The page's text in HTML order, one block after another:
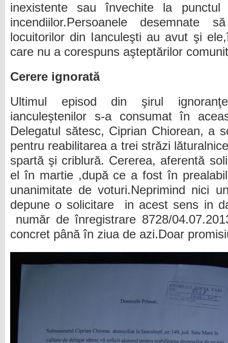
inexistente sau învechite la punctul
incendiilor.Persoanele desemnate
locuitorilor din Ianculeşti au avut şi
care nu a corespuns aşteptărilor
Cerere ignorată
Ultimul episod din şirul
ianculeştenilor s-a consumat în
Delegatul sătesc, Ciprian Chiorean, a
pentru reabilitarea a trei străzi
spartă şi criblură. Cererea, aferentă
el în martie ,după ce a fost în
unanimitate de voturi.Neprimind nici
depune o solicitare
in acest sens in
număr de înregistrare 8728/
concret până în ziua de azi.Doar